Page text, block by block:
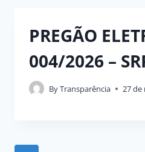
PREGÃO
004/2026 –
ByTransparência 27 de